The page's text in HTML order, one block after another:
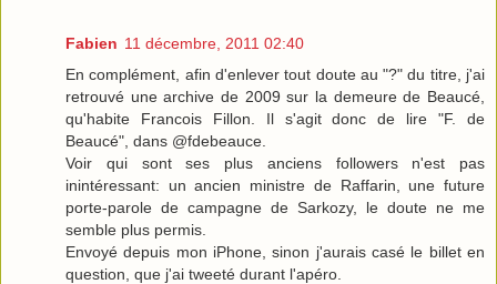
Fabien 11 décembre, 2011 02:40
En complément, afin d'enlever tout doute au "?" du titre, j'ai
retrouvé une archive de 2009 sur la demeure de Beaucé,
qu'habite Francois Fillon. Il s'agit donc de lire "F. de
Beaucé", dans @fdebeauce.
Voir qui sont ses plus anciens followers n'est pas
inintéressant: un ancien ministre de Raffarin, une future
porte-parole de campagne de Sarkozy, le doute ne me
semble plus permis.
Envoyé depuis mon iPhone, sinon j'aurais casé le billet en
question, que j'ai tweeté durant l'apéro.